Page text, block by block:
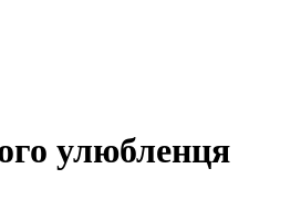
улюбленця